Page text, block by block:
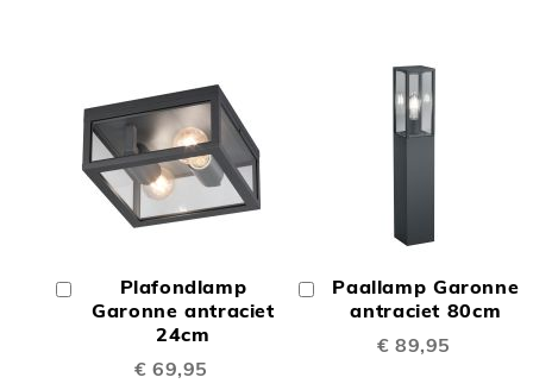
Plafondlamp
Garonne antraciet
24cm
€ 69,95
Winkelwagen
TE
Paallamp Garonne
antraciet 80cm
€ 89,95
In
Winkelwagen
TE